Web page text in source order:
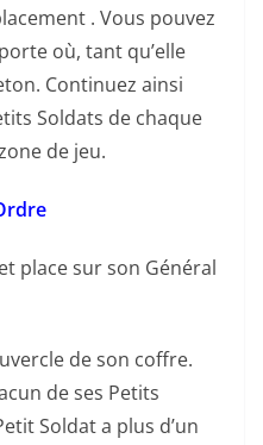
. Vous pouvez
où, tant qu’elle
Continuez ainsi
Soldats de chaque
de jeu.
place sur son Général
de son coffre.
de ses Petits
Soldat a plus d’un